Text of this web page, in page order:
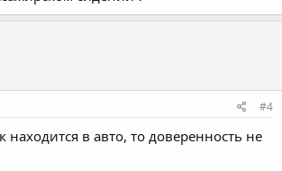
#4
находится в авто, то доверенность не